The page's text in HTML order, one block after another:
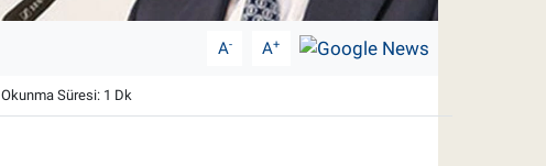
A- A+
Okunma Süresi: 1 Dk